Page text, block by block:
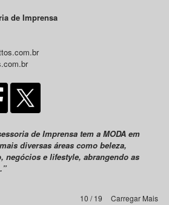
de Imprensa
de Imprensa tem a MODA em
diversas áreas como beleza,
negócios e lifestyle, abrangendo as
Carregar Mais
10 / 19